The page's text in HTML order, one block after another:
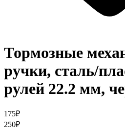
Тормозные
ручки, сталь/
рулей 22.2 мм,
175₽
250₽